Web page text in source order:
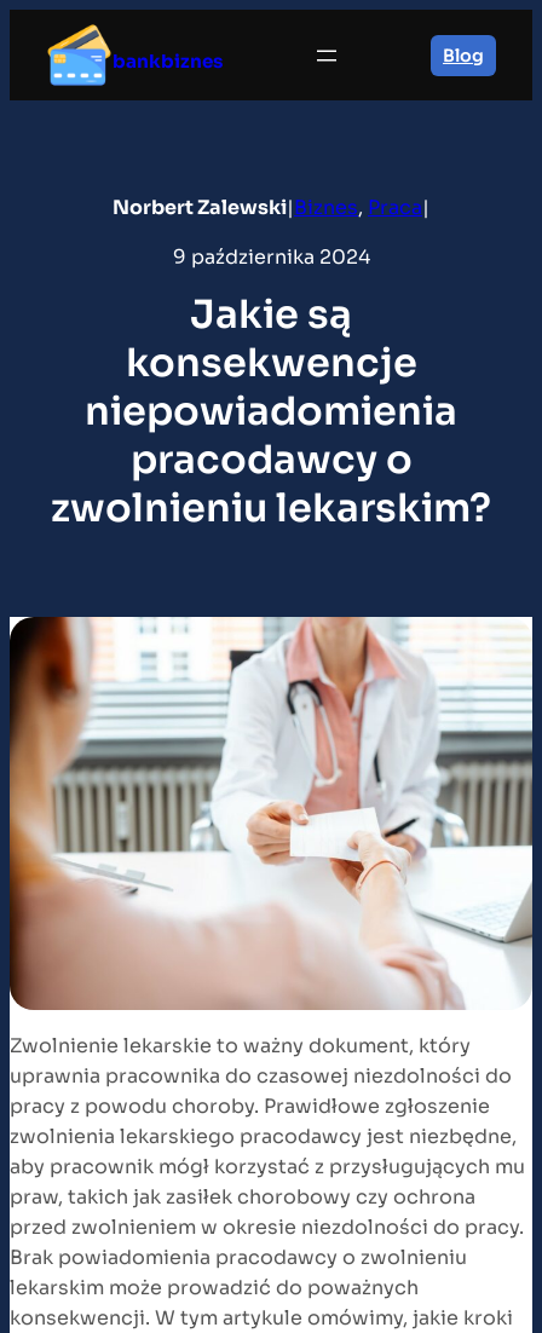
treści
bankbiznes Blog
Norbert Zalewski|Biznes, Praca|
9 października 2024
Jakie są
konsekwencje
niepowiadomienia
pracodawcy o
zwolnieniu lekarskim?
Zwolnienie lekarskie to ważny dokument, który
uprawnia pracownika do czasowej niezdolności do
pracy z powodu choroby. Prawidłowe zgłoszenie
zwolnienia lekarskiego pracodawcy jest niezbędne,
aby pracownik mógł korzystać z przysługujących mu
praw, takich jak zasiłek chorobowy czy ochrona
przed zwolnieniem w okresie niezdolności do pracy.
Brak powiadomienia pracodawcy o zwolnieniu
lekarskim może prowadzić do poważnych
konsekwencji. W tym artykule omówimy, jakie kroki